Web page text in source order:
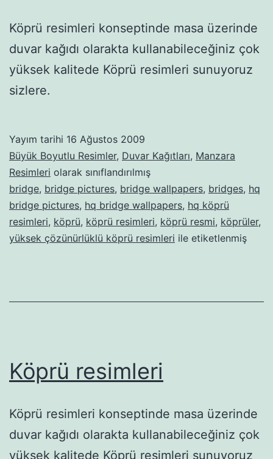
Köprü resimleri konseptinde masa üzerinde
duvar kağıdı olarakta kullanabileceğiniz çok
yüksek kalitede Köprü resimleri sunuyoruz
sizlere.
Yayım tarihi 16 Ağustos 2009
Büyük Boyutlu Resimler, Duvar Kağıtları, Manzara
Resimleri olarak sınıflandırılmış
bridge, bridge pictures, bridge wallpapers, bridges, hq
bridge pictures, hq bridge wallpapers, hq köprü
resimleri, köprü, köprü resimleri, köprü resmi, köprüler,
yüksek çözünürlüklü köprü resimleri ile etiketlenmiş
Köprü resimleri
Köprü resimleri konseptinde masa üzerinde
duvar kağıdı olarakta kullanabileceğiniz çok
yüksek kalitede Köprü resimleri sunuyoruz